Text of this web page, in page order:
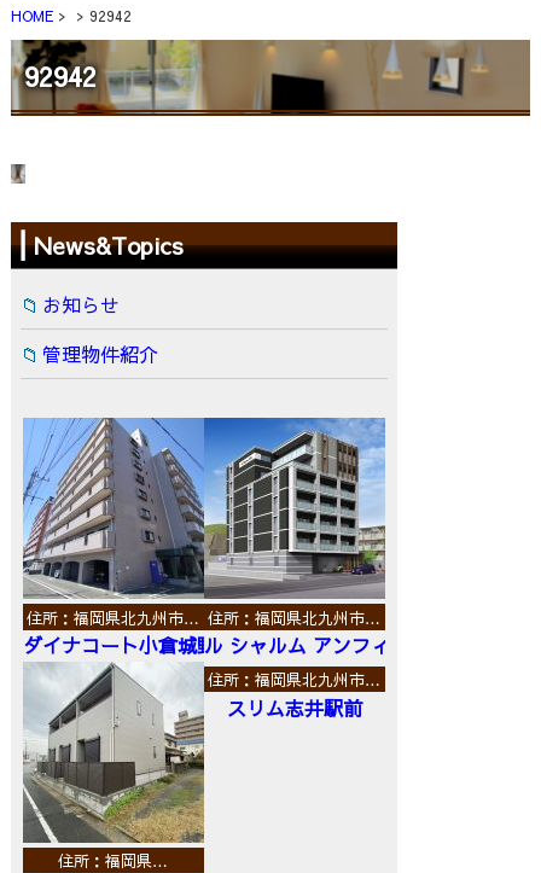
HOME 92942
92942
News&Topics
お知らせ
管理物件紹介
住所：福岡県北九州市…
ダイナコート小倉城野
住所：福岡県北九州市…
ル シャルム アンフィニ
住所：福岡県…
住所：福岡県北九州市…
スリム志井駅前